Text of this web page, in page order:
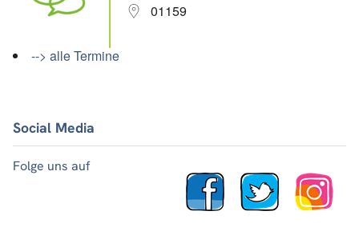
01159
--> alle Termine
Social Media
Folge uns auf